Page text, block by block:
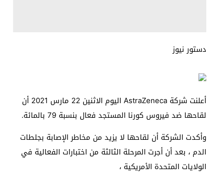
دستور نيوز
أعلنت شركة AstraZeneca اليوم الاثنين 22 مارس 2021 أن
لقاحها ضد فيروس كورنا المستجد فعال بنسبة 79 بالمائة.
وأكدت الشركة أن لقاحها لا يزيد من مخاطر الإصابة بجلطات
الدم ، بعد أن أجرت المرحلة الثالثة من اختبارات الفعالية في
الولايات المتحدة الأمريكية ،